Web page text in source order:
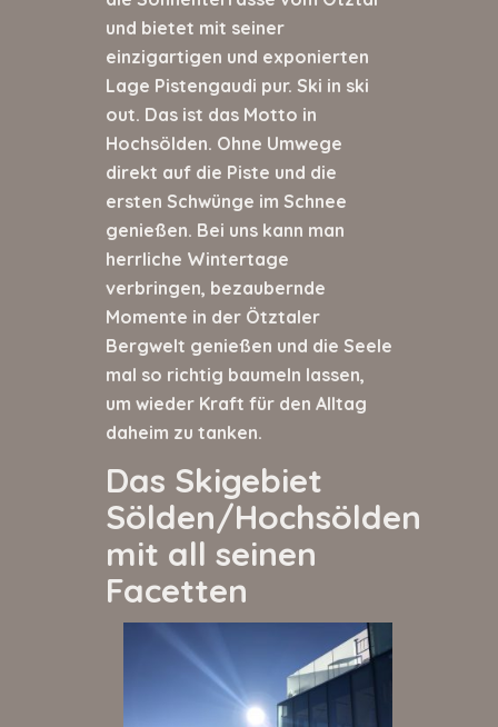
und bietet mit seiner
einzigartigen und exponierten
Lage Pistengaudi pur. Ski in ski
out. Das ist das Motto in
Hochsölden. Ohne Umwege
direkt auf die Piste und die
ersten Schwünge im Schnee
genießen. Bei uns kann man
herrliche Wintertage
verbringen, bezaubernde
Momente in der Ötztaler
Bergwelt genießen und die Seele
mal so richtig baumeln lassen,
um wieder Kraft für den Alltag
daheim zu tanken.
Das Skigebiet
Sölden/Hochsölden
mit all seinen
Facetten